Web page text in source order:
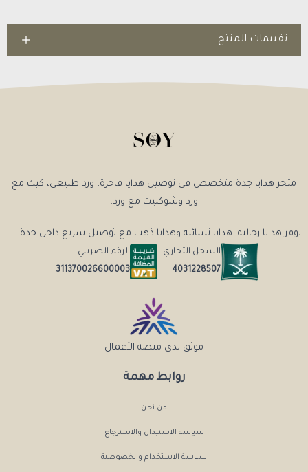
تقييمات المنتج
روابط مهمة
من نحن
سياسة الاستبدال والاسترجاع
سياسة الاستخدام والخصوصية
متجر هدايا جدة متخصص في توصيل هدايا فاخرة، ورد طبيعي، كيك مع
ورد وشوكليت مع ورد.
نوفر هدايا رجاليه، هدايا نسائيه وهدايا ذهب مع توصيل سريع داخل جدة.
السجل التجاري
4031228507
الرقم الضريبي
311370026600003
موثق لدى منصة الأعمال